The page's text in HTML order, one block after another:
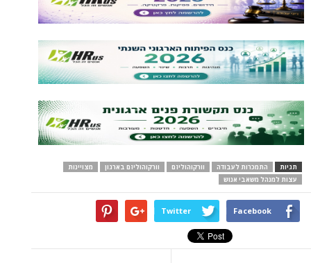
תגיות התמכרות לעבודה וורקוהוליזם וורקוהוליזם בארגון
מצויינות
עצות למנהל משאבי אנוש
Facebook
Twitter